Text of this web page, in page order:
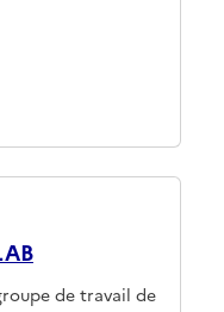
de travail de